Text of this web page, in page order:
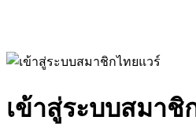
เข้าสู่ระบบสมาชิ